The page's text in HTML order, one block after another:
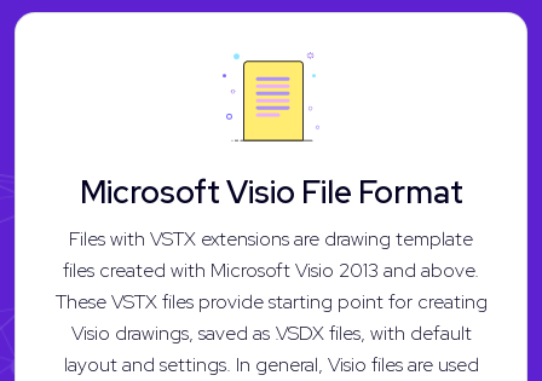
Microsoft Visio File Format
Files with VSTX extensions are drawing template
files created with Microsoft Visio 2013 and above.
These VSTX files provide starting point for creating
Visio drawings, saved as .VSDX files, with default
layout and settings. In general, Visio files are used